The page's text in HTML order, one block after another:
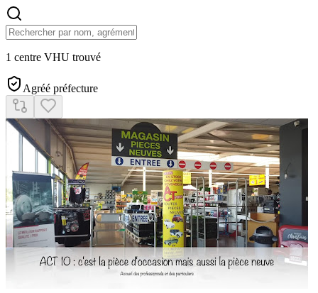
1 centre VHU trouvé
Agréé préfecture